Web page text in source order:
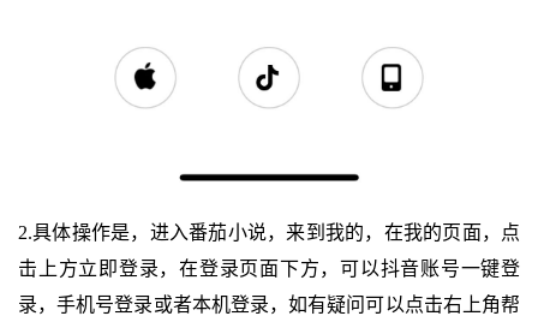
2.具体操作是，进入番茄小说，来到我的，在我的页面，点
击上方立即登录，在登录页面下方，可以抖音账号一键登
录，手机号登录或者本机登录，如有疑问可以点击右上角帮